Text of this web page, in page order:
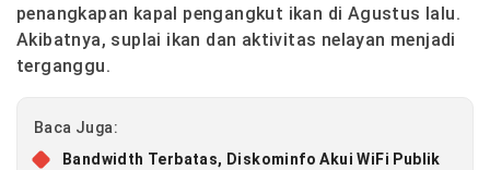
penangkapan kapal pengangkut ikan di Agustus lalu.
Akibatnya, suplai ikan dan aktivitas nelayan menjadi
terganggu.
Baca Juga:
Bandwidth Terbatas, Diskominfo Akui WiFi Publik